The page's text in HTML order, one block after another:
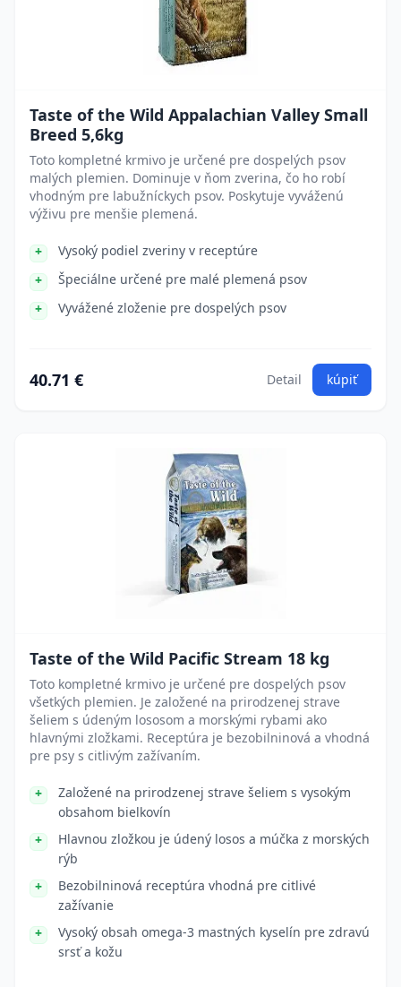
Taste of the Wild Appalachian Valley Small
Breed 5,6kg
Toto kompletné krmivo je určené pre dospelých psov
malých plemien. Dominuje v ňom zverina, čo ho robí
vhodným pre labužníckych psov. Poskytuje vyváženú
výživu pre menšie plemená.
Vysoký podiel zveriny v receptúre
Špeciálne určené pre malé plemená psov
Vyvážené zloženie pre dospelých psov
40.71 € Detail kúpiť
Taste of the Wild Pacific Stream 18 kg
Toto kompletné krmivo je určené pre dospelých psov
všetkých plemien. Je založené na prirodzenej strave
šeliem s údeným lososom a morskými rybami ako
hlavnými zložkami. Receptúra je bezobilninová a vhodná
pre psy s citlivým zažívaním.
Založené na prirodzenej strave šeliem s vysokým
obsahom bielkovín
Hlavnou zložkou je údený losos a múčka z morských
rýb
Bezobilninová receptúra vhodná pre citlivé
zažívanie
Vysoký obsah omega-3 mastných kyselín pre zdravú
srsť a kožu